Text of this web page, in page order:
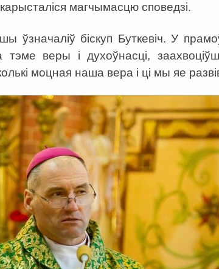
магчымасцю споведзі.
ўзначаліў біскуп Буткевіч. У
тэме веры і духоўнасці,
моцная наша вера і ці мы яе